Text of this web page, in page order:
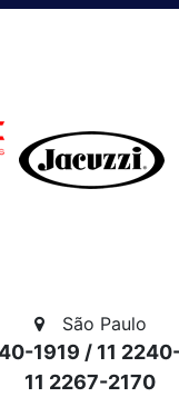
DO
DO
CEU AZUL
ITAIPU
São Paulo
1919 / 11
11 2267-2170